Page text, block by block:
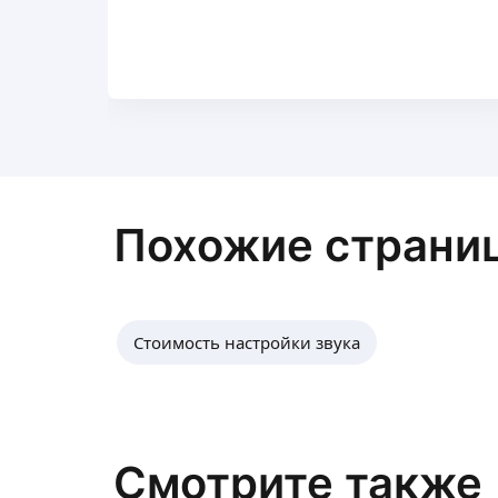
Похожие
Стоимость настройки звука
Смотрите также